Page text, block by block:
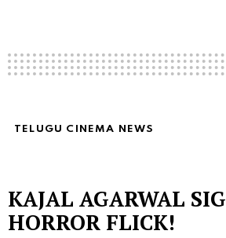
TELUGU CINEMA NEWS
KAJAL AGARWAL
HORROR FLICK!